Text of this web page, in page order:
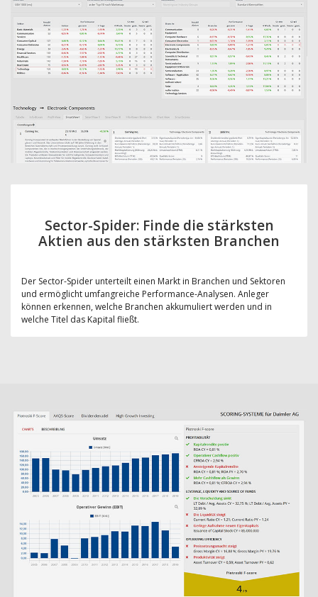
Sector-Spider: Finde die stärksten
Aktien aus den stärksten Branchen
Der Sector-Spider unterteilt einen Markt in Branchen und Sektoren
und ermöglicht umfangreiche Performance-Analysen. Anleger
können erkennen, welche Branchen akkumuliert werden und in
welche Titel das Kapital fließt.